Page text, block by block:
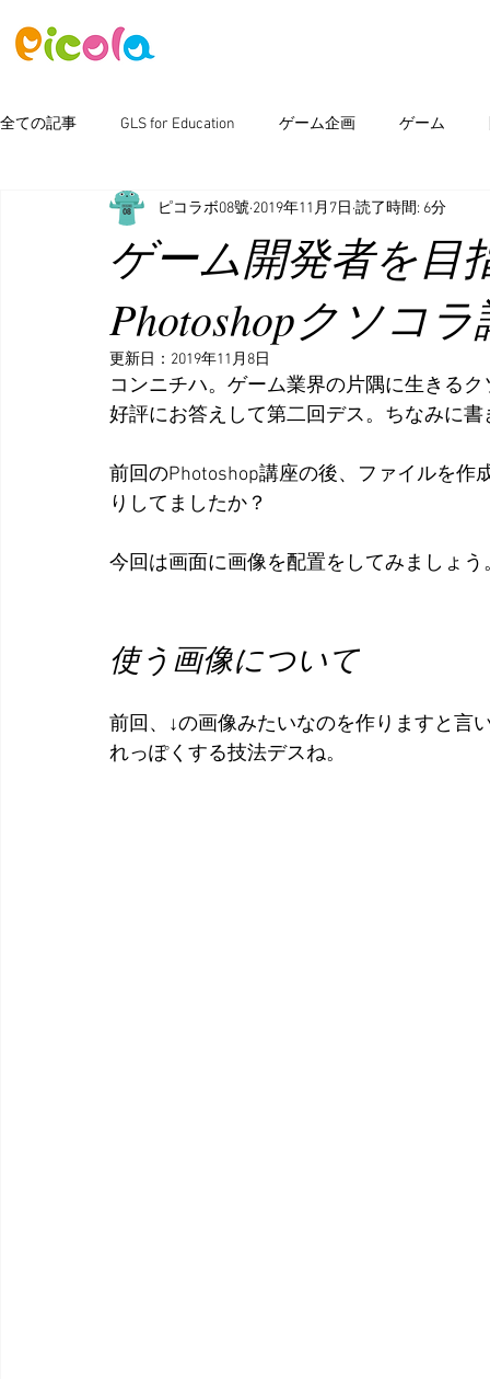
全ての記事 GLS for Education ゲーム企画 ゲーム
ピコラボ08號講座 Photoshop 新製品情報 イベ
ゲーム開発者を目
Photoshopクソコ
ピコラボ08號 2019年11月7日 読了時間: 6分
更新日： 2019年11月8日
コンニチハ。ゲーム業界の片隅に生きる
好評にお答えして第二回デス。ちなみに
前回のPhotoshop講座の後、ファイルを
りしてましたか？
今回は画面に画像を配置をしてみましょう
使う画像について
前回、↓の画像みたいなのを作りますと言
れっぽくする技法デスね。